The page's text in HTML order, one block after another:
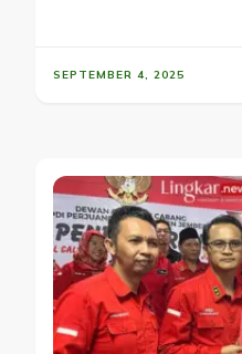
SEPTEMBER 4, 2025